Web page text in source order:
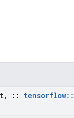
, :: tensorflow::